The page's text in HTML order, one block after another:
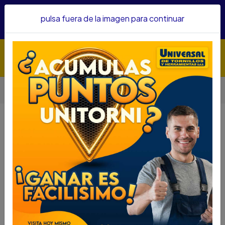
confianza&nbsp;Recibe un KIT PARRILLERO por compras
Herramientas Herramienta Manual
LLAVE MIXTA STANLEY 26 86-626
LLAVE MIXTA STANLEY 26 86-626
LLAVE MIXTA STANLEY 26 86-626
SKU....66420105
DESCRIPCIÓN...
LLAVE COMBINADA DE 26mm DE PULGADA
pulsa fuera de la imagen para continuar